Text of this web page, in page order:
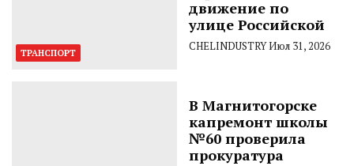
ТРАНСПОРТ
движение по
улице Российской
CHELINDUSTRYИюл 31, 2026
В Магнитогорске
капремонт школы
№60 проверила
прокуратура